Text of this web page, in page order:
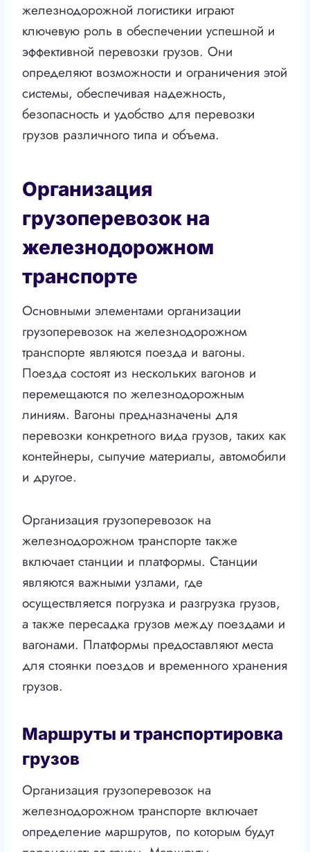
железнодорожной логистики играют
ключевую роль в обеспечении успешной и
эффективной перевозки грузов. Они
определяют возможности и ограничения этой
системы, обеспечивая надежность,
безопасность и удобство для перевозки
грузов различного типа и объема.
Организация
грузоперевозок на
железнодорожном
транспорте
Основными элементами организации
грузоперевозок на железнодорожном
транспорте являются поезда и вагоны.
Поезда состоят из нескольких вагонов и
перемещаются по железнодорожным
линиям. Вагоны предназначены для
перевозки конкретного вида грузов, таких как
контейнеры, сыпучие материалы, автомобили
и другое.
Организация грузоперевозок на
железнодорожном транспорте также
включает станции и платформы. Станции
являются важными узлами, где
осуществляется погрузка и разгрузка грузов,
а также пересадка грузов между поездами и
вагонами. Платформы предоставляют места
для стоянки поездов и временного хранения
грузов.
Маршруты и транспортировка
грузов
Организация грузоперевозок на
железнодорожном транспорте включает
определение маршрутов, по которым будут